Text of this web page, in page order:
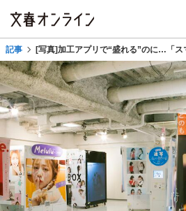
記事 [写真]加工アプリで“盛れる”のに…「